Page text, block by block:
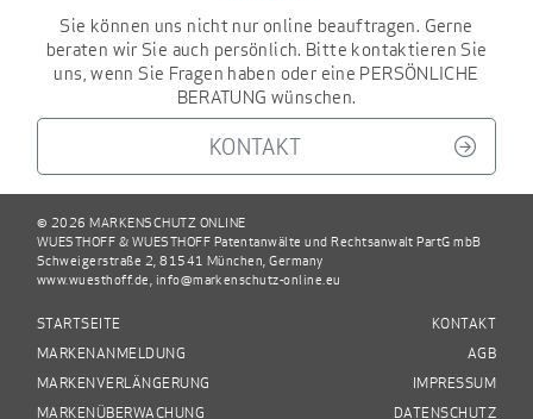
Sie können uns nicht nur online beauftragen. Gerne
beraten wir Sie auch persönlich. Bitte kontaktieren Sie
uns, wenn Sie Fragen haben oder eine PERSÖNLICHE
BERATUNG wünschen.
KONTAKT
© 2026 MARKENSCHUTZ ONLINE
WUESTHOFF & WUESTHOFF Patentanwälte und Rechtsanwalt PartG mbB
Schweigerstraße 2, 81541 München, Germany
www.wuesthoff.de,info@markenschutz-online.eu
STARTSEITE
MARKENANMELDUNG
MARKENVERLÄNGERUNG
MARKENÜBERWACHUNG
KONTAKT
AGB
IMPRESSUM
DATENSCHUTZ